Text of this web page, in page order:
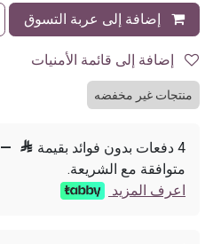
إضافة إلى عربة التسوق
منتجات غير مخفضه
4 دفعات بدون فوائد بقيمة 
—
متوافقة مع الشريعة.
اعرف المزيد